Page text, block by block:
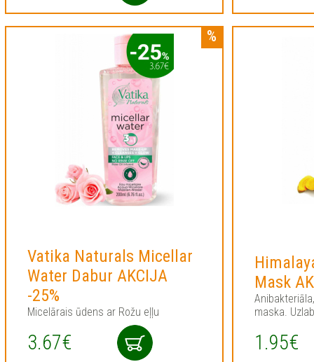
Vatika Naturals Micellar
Water Dabur AKCIJA
-25%
Micelārais ūdens ar Rožu eļļu
3.67€
Mask
maska.
1.95€